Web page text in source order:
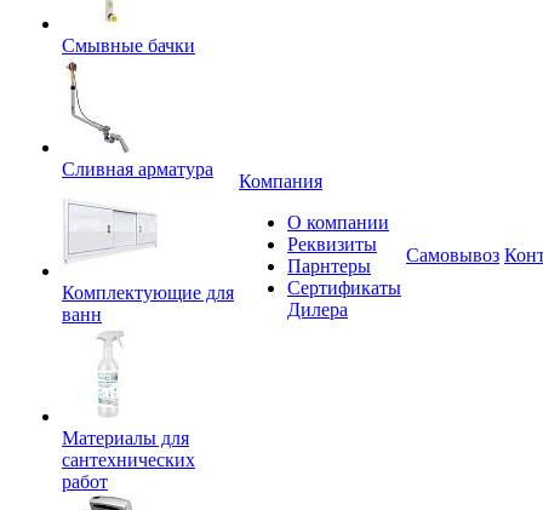
Смывные бачки
Сливная арматура
Комплектующие для
ванн
Материалы для
сантехнических
работ
Компания
О компании
Реквизиты
Парнтеры
Сертификаты
Дилера
Самовывоз